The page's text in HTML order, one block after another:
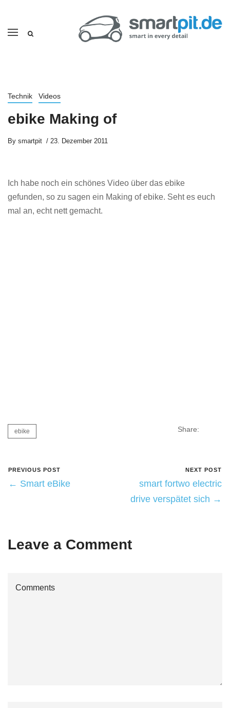
Technik Videos
ebike Making of
By smartpit 23. Dezember 2011
Ich habe noch ein schönes Video über das ebike
gefunden, so zu sagen ein Making of ebike. Seht es euch
mal an, echt nett gemacht.
ebike Share:
PREVIOUS POST
← Smart eBike
NEXT POST
smart fortwo electric
drive verspätet sich →
Leave a Comment